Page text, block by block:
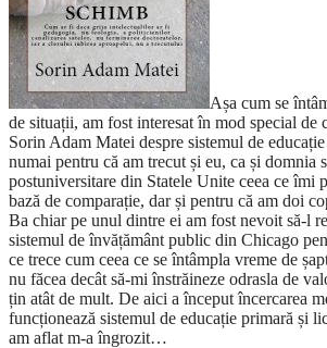
Așa cum se
de situații, am fost interesat în mod special de
Sorin Adam Matei despre sistemul de
numai pentru că am trecut și eu, ca și domnia
postuniversitare din Statele Unite ceea ce îmi
bază de comparație, dar și pentru că am doi
Ba chiar pe unul dintre ei am fost nevoit să-l
sistemul de învățământ public din Chicago
ce trece cum ceea ce se întâmpla vreme de
nu făcea decât să-mi înstrăineze odrasla de
țin atât de mult. De aici a început încercarea
funcționează sistemul de educație primară și
am aflat m-a îngrozit…